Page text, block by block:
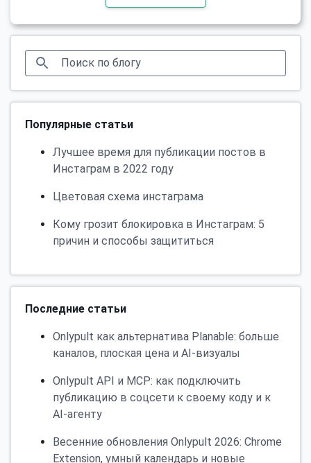
Популярные статьи
Лучшее время для публикации постов в
Инстаграм в 2022 году
Цветовая схема инстаграма
Кому грозит блокировка в Инстаграм: 5
причин и способы защититься
Последние статьи
Onlypult как альтернатива Planable: больше
каналов, плоская цена и AI-визуалы
Onlypult API и MCP: как подключить
публикацию в соцсети к своему коду и к
AI-агенту
Весенние обновления Onlypult 2026: Chrome
Extension, умный календарь и новые